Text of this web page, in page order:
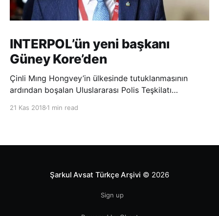
INTERPOL’ün yeni başkanı
Güney Kore’den
Çinli Mıng Hongvey’in ülkesinde tutuklanmasının
ardından boşalan Uluslararası Polis Teşkilatı
21 Kas 2018 1 min read
Şarkul Avsat Türkçe Arşivi © 2026
Sign up